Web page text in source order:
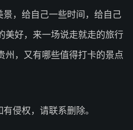
景，给自己一些时间，给自己
美好，来一场说走就走的旅行
州，又有哪些值得打卡的景点
侵权，请联系删除。